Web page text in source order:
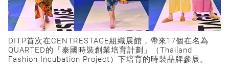
DITP首次在CENTRESTAGE組織展館，帶來17個在名為
QUARTED的「泰國時裝創業培育計劃」（Thailand
Fashion Incubation Project）下培育的時裝品牌參展。